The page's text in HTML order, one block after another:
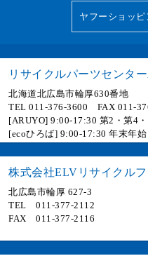
ヤフーショッピ
リサイクルパーツセンタ
北海道北広島市輪厚630番地
TEL 011-376-3600 FAX 011-
[ARUYO] 9:00-17:30 第2・第4
[ecoひろば] 9:00-17:30 年末年
株式会社ELVリサイクル
北広島市輪厚 627-3
TEL 011-377-2112
FAX 011-377-2116